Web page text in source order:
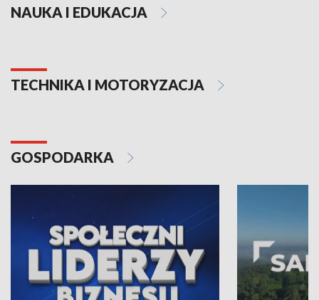
NAUKA I EDUKACJA
TECHNIKA I MOTORYZACJA
GOSPODARKA